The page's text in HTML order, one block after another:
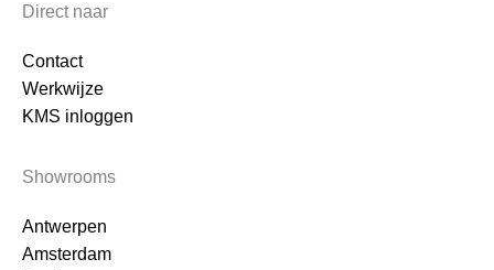
Direct naar
Contact
Werkwijze
KMS inloggen
Showrooms
Antwerpen
Amsterdam